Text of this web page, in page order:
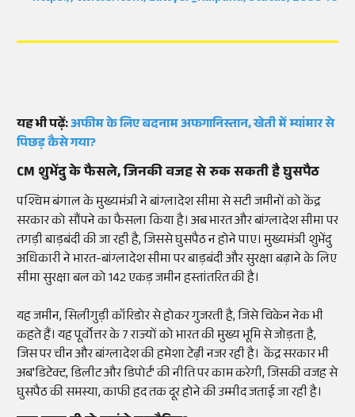
यह भी पढ़ें:अफीम के लिए बदनाम अफगानिस्तान, खेती में म्यांमार से
पिछड़ कैसे गया?
CM शुभेंदु के फैसले, जिनकी वजह से रुक सकती है घुसपैठ
पश्चिम बंगाल के मुख्यमंत्री ने बांग्लादेश सीमा से सटी जमीनों को केंद्र
सरकार को सौंपने का फैसला किया है। अब भारत और बांग्लादेश सीमा पर
तगड़ी बाड़बंदी की जा रही है, जिससे घुसपैठ न होने पाए। मुख्यमंत्री शुभेंदु
अधिकारी ने भारत-बांग्लादेश सीमा पर बाड़बंदी और सुरक्षा बढ़ाने के लिए
सीमा सुरक्षा बल को 142 एकड़ जमीन हस्तांतरित की है।
यह जमीन, सिलीगुड़ी कॉरिडोर से होकर गुजरती है, जिसे चिकेन नेक भी
कहते हैं। यह पूर्वोत्तर के 7 राज्यों को भारत की मुख्य भूमि से जोड़ता है,
जिस पर चीन और बांग्लादेश की हमेशा टेढ़ी नजर रही है। केंद्र सरकार भी
अब'डिटेक्ट, डिलीट और डिपोर्ट' की नीति पर काम करेगी, जिसकी वजह से
घुसपैठ की समस्या, काफी हद तक दूर होने की उम्मीद जताई जा रही है।